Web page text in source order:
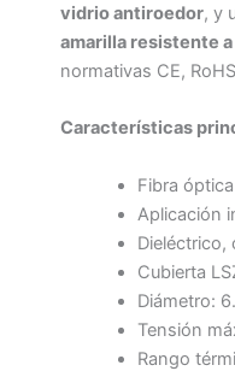
vidrio antiroedor, y
amarilla resistente
normativas CE,
Características
Fibra
Aplicación
Cubierta
Diámetro:
Tensión
Rango